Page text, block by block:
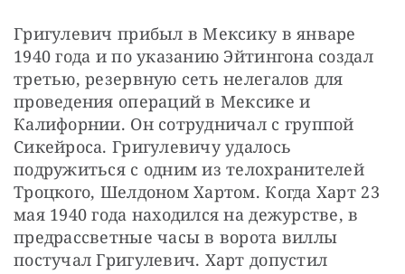
Григулевич прибыл в Мексику в январе
1940 года и по указанию Эйтингона создал
третью, резервную сеть нелегалов для
проведения операций в Мексике и
Калифорнии. Он сотрудничал с группой
Сикейроса. Григулевичу удалось
подружиться с одним из телохранителей
Троцкого, Шелдоном Хартом. Когда Харт 23
мая 1940 года находился на дежурстве, в
предрассветные часы в ворота виллы
постучал Григулевич. Харт допустил